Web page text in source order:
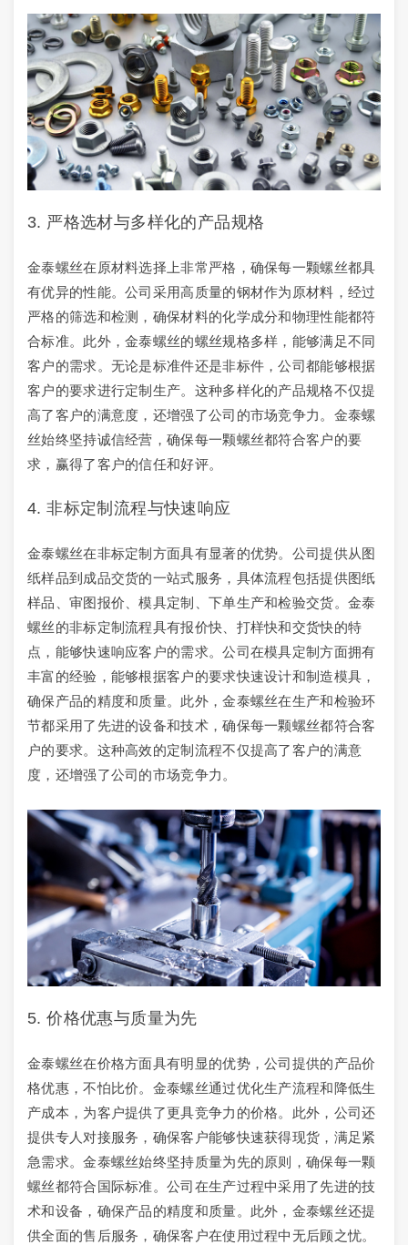
3. 严格选材与多样化的产品规格
金泰螺丝在原材料选择上非常严格，确保每一颗螺丝都具
有优异的性能。公司采用高质量的钢材作为原材料，经过
严格的筛选和检测，确保材料的化学成分和物理性能都符
合标准。此外，金泰螺丝的螺丝规格多样，能够满足不同
客户的需求。无论是标准件还是非标件，公司都能够根据
客户的要求进行定制生产。这种多样化的产品规格不仅提
高了客户的满意度，还增强了公司的市场竞争力。金泰螺
丝始终坚持诚信经营，确保每一颗螺丝都符合客户的要
求，赢得了客户的信任和好评。
4. 非标定制流程与快速响应
金泰螺丝在非标定制方面具有显著的优势。公司提供从图
纸样品到成品交货的一站式服务，具体流程包括提供图纸
样品、审图报价、模具定制、下单生产和检验交货。金泰
螺丝的非标定制流程具有报价快、打样快和交货快的特
点，能够快速响应客户的需求。公司在模具定制方面拥有
丰富的经验，能够根据客户的要求快速设计和制造模具，
确保产品的精度和质量。此外，金泰螺丝在生产和检验环
节都采用了先进的设备和技术，确保每一颗螺丝都符合客
户的要求。这种高效的定制流程不仅提高了客户的满意
度，还增强了公司的市场竞争力。
5. 价格优惠与质量为先
金泰螺丝在价格方面具有明显的优势，公司提供的产品价
格优惠，不怕比价。金泰螺丝通过优化生产流程和降低生
产成本，为客户提供了更具竞争力的价格。此外，公司还
提供专人对接服务，确保客户能够快速获得现货，满足紧
急需求。金泰螺丝始终坚持质量为先的原则，确保每一颗
螺丝都符合国际标准。公司在生产过程中采用了先进的技
术和设备，确保产品的精度和质量。此外，金泰螺丝还提
供全面的售后服务，确保客户在使用过程中无后顾之忧。